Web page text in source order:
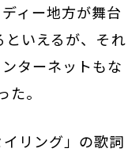
ィー地方が舞台
いえるが、それ
ターネットもな
。
リング」の歌詞